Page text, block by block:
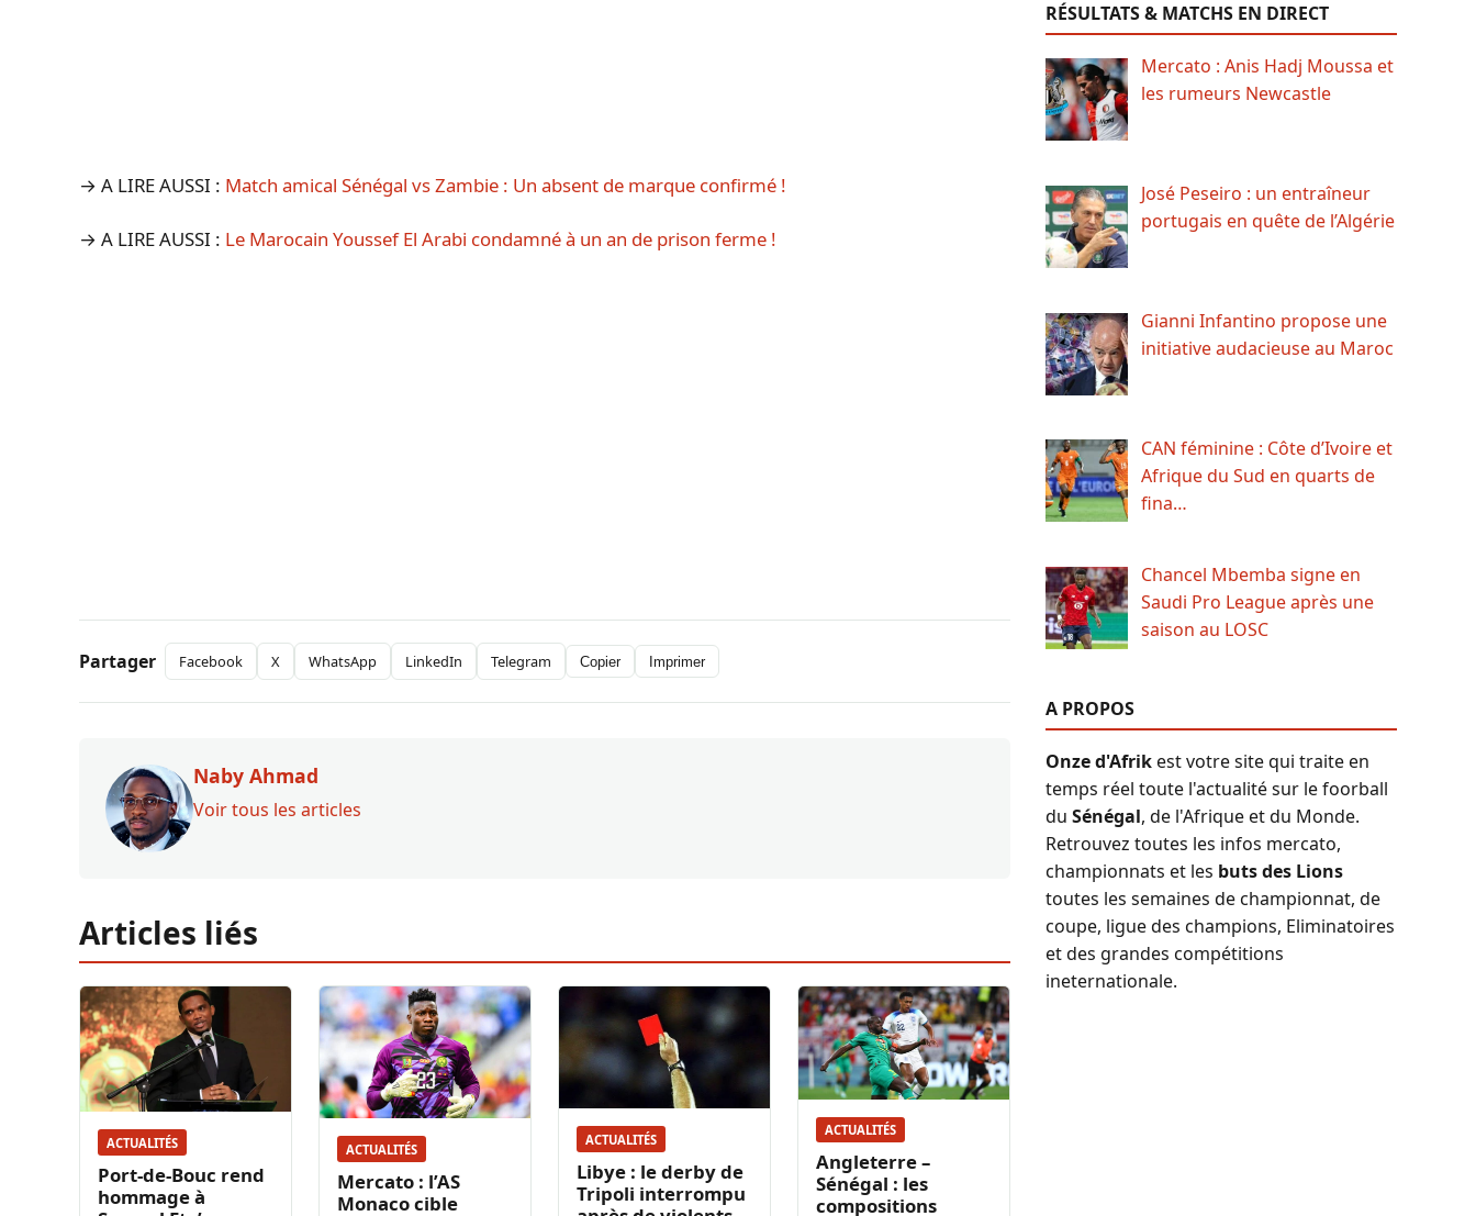
→ A LIRE AUSSI : Match amical Sénégal vs Zambie : Un absent de marque confirmé !
→ A LIRE AUSSI : Le Marocain Youssef El Arabi condamné à un an de prison ferme !
Partager Facebook X WhatsApp LinkedIn Telegram Copier Imprimer
Naby Ahmad
Voir tous les articles
Articles liés
ACTUALITÉS
Port-de-Bouc rend
hommage à
ACTUALITÉS
Mercato : l’AS
Monaco cible
ACTUALITÉS
Libye : le derby de
Tripoli interrompu
ACTUALITÉS
Angleterre –
Sénégal : les
compositions
RÉSULTATS & MATCHS EN DIRECT
Mercato : Anis Hadj Moussa et
les rumeurs Newcastle
José Peseiro : un entraîneur
portugais en quête de l’Algérie
Gianni Infantino propose une
initiative audacieuse au Maroc
CAN féminine : Côte d’Ivoire et
Afrique du Sud en quarts de
fina…
Chancel Mbemba signe en
Saudi Pro League après une
saison au LOSC
A PROPOS
Onze d'Afrikest votre site qui traite en
temps réel toute l'actualité sur le foorball
du Sénégal, de l'Afrique et du Monde.
Retrouvez toutes les infos mercato,
championnats et les buts des Lions
toutes les semaines de championnat, de
coupe, ligue des champions, Eliminatoires
et des grandes compétitions
ineternationale.